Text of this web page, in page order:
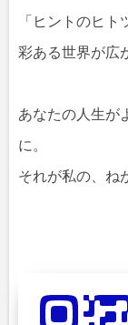
「ヒントのヒト
彩ある世界が広
あなたの人生が
に。
それが私の、ね